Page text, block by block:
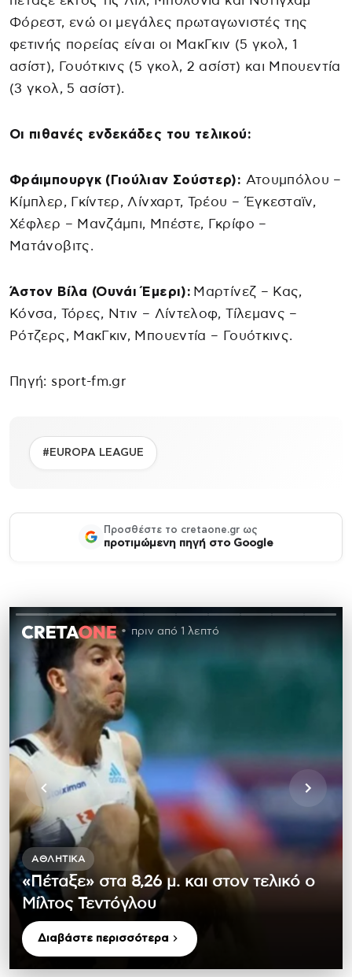
Φόρεστ, ενώ οι μεγάλες πρωταγωνιστές της
φετινής πορείας είναι οι ΜακΓκιν (5 γκολ, 1
ασίστ), Γουότκινς (5 γκολ, 2 ασίστ) και Μπουεντία
(3 γκολ, 5 ασίστ).
Οι πιθανές ενδεκάδες του τελικού:
Φράιμπουργκ (Γιούλιαν Σούστερ): Ατουμπόλου –
Κίμπλερ, Γκίντερ, Λίνχαρτ, Τρέου – Έγκεσταϊν,
Χέφλερ – Μανζάμπι, Μπέστε, Γκρίφο –
Ματάνοβιτς.
Άστον Βίλα (Ουνάι Έμερι): Μαρτίνεζ – Κας,
Κόνσα, Τόρες, Ντιν – Λίντελοφ, Τίλεμανς –
Ρότζερς, ΜακΓκιν, Μπουεντία – Γουότκινς.
Πηγή: sport-fm.gr
#EUROPA LEAGUE
Προσθέστε το cretaone.gr ως
προτιμώμενη πηγή στο Google
πριν από 1 λεπτό
ΑΘΛΗΤΙΚΆ
«Πέταξε» στα 8,26 μ. και στον τελικό ο
Μίλτος Τεντόγλου
Διαβάστε περισσότερα